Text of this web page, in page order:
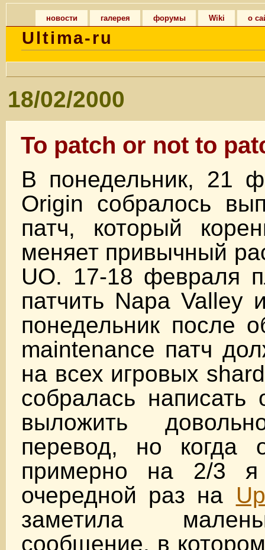
новости галерея форумы Wiki о
Ultima-ru
18/02/2000
To patch or not to
В понедельник, 21
Origin собралось
патч, который
меняет привычный
UO. 17-18 февраля
патчить Napa Valley
понедельник после
maintenance патч
на всех игровых
собралась
выложить
перевод, но когда
примерно на 2/3 я
очередной раз на
заметила
сообщение, в